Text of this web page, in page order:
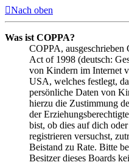
Nach oben
Was ist COPPA?
COPPA, ausgeschrieben
Act of 1998 (deutsch:
von Kindern im Internet
USA, welches festlegt,
persönliche Daten von
hierzu die Zustimmung
der
bist, ob dies auf dich
registrieren versuchst,
Beistand zu Rate. Bitte
Besitzer dieses Boards